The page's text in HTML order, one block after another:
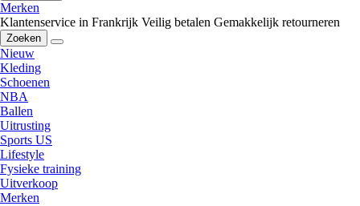
Merken
Klantenservice in Frankrijk Veilig betalen Gemakkelijk retourneren
Zoeken
Nieuw
Kleding
Schoenen
NBA
Ballen
Uitrusting
Sports US
Lifestyle
Fysieke training
Uitverkoop
Merken